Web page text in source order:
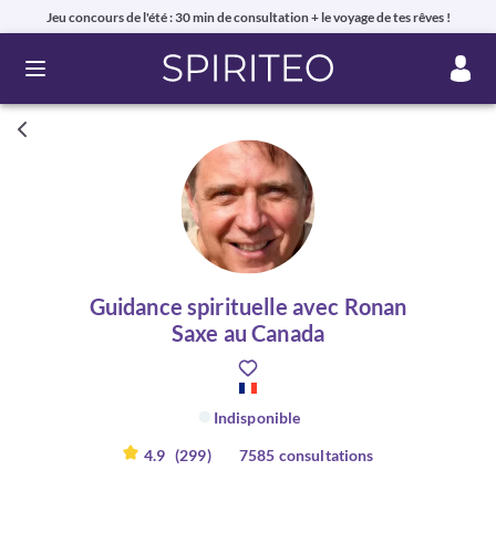
Jeu concours de l'été : 30 min de consultation + le voyage de tes rêves !
Ouvrir le menu
Guidance spirituelle avec Ronan
Saxe au Canada
Indisponible
4.9 (299) 7585 consultations